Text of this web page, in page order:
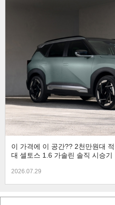
이 가격에 이 공간?? 2천만원대
대 셀토스 1.6 가솔린 솔직 시승기
2026.07.29